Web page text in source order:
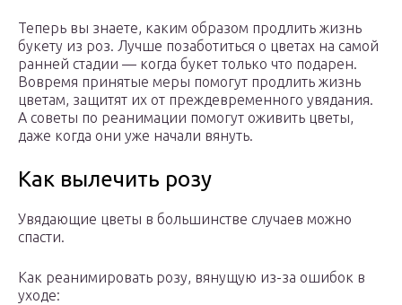
Теперь вы знаете, каким образом продлить жизнь
букету из роз. Лучше позаботиться о цветах на самой
ранней стадии — когда букет только что подарен.
Вовремя принятые меры помогут продлить жизнь
цветам, защитят их от преждевременного увядания.
А советы по реанимации помогут оживить цветы,
даже когда они уже начали вянуть.
Как вылечить розу
Увядающие цветы в большинстве случаев можно
спасти.
Как реанимировать розу, вянущую из-за ошибок в
уходе: